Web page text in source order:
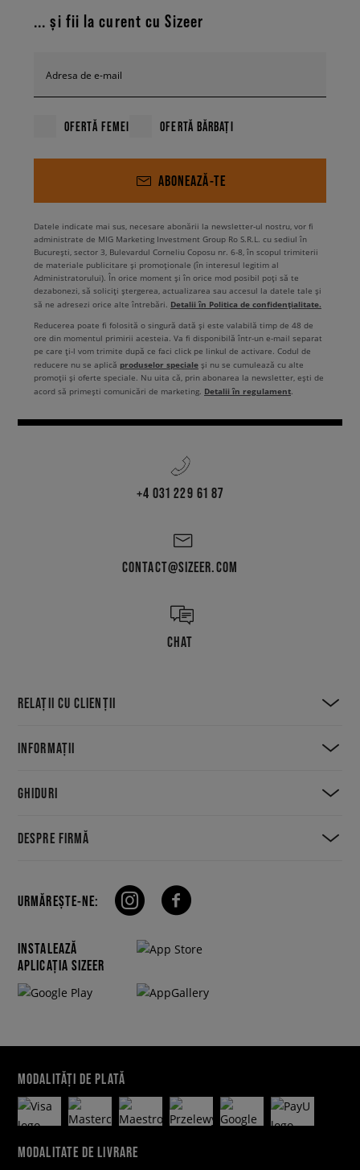
... și fii la curent cu Sizeer
Adresa de e-mail
OFERTĂ FEMEI OFERTĂ BĂRBAȚI
ABONEAZĂ-TE
Datele indicate mai sus, necesare abonării la newsletter-ul nostru, vor fi
administrate de MIG Marketing Investment Group Ro S.R.L. cu sediul în
București, sector 3, Bulevardul Corneliu Coposu nr. 6-8, în scopul trimiterii
de materiale publicitare și promoționale (în interesul legitim al
Administratorului). În orice moment și în orice mod posibil poți să te
dezabonezi, să soliciți ștergerea, actualizarea sau accesul la datele tale și
să ne adresezi orice alte întrebări. Detalii în Politica de confidențialitate.
Reducerea poate fi folosită o singură dată și este valabilă timp de 48 de
ore din momentul primirii acesteia. Va fi disponibilă într-un e-mail separat
pe care ți-l vom trimite după ce faci click pe linkul de activare. Codul de
reducere nu se aplică produselor speciale și nu se cumulează cu alte
promoții și oferte speciale. Nu uita că, prin abonarea la newsletter, ești de
acord să primești comunicări de marketing. Detalii în regulament.
+4 031 229 61 87
CONTACT@SIZEER.COM
CHAT
RELAȚII CU CLIENȚII
INFORMAȚII
GHIDURI
DESPRE FIRMĂ
URMĂREȘTE-NE:
INSTALEAZĂ
APLICAȚIA SIZEER
MODALITĂȚI DE PLATĂ
MODALITATE DE LIVRARE